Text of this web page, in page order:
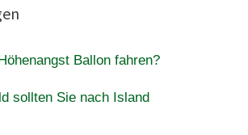
Ballon fahren?
sollten Sie nach Island